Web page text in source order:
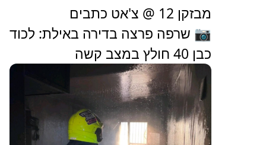
מבזקן 12 @ צ'אט כתבים
📷 שרפה פרצה בדירה באילת: לכוד
כבן 40 חולץ במצב קשה